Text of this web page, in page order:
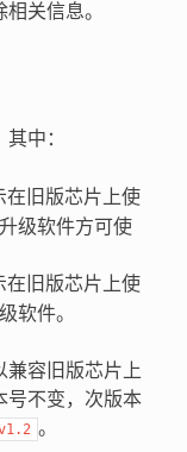
关信息。
中：
在旧版芯片上使
级软件方可使
在旧版芯片上使
软件。
兼容旧版芯片上
号不变，次版本
。